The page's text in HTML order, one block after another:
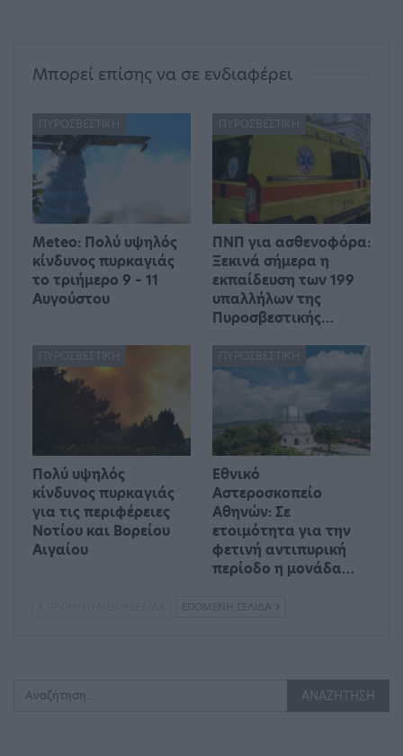
Μπορεί επίσης να σε ενδιαφέρει
ΠΥΡΟΣΒΕΣΤΙΚΉ
Meteo: Πολύ υψηλός
κίνδυνος πυρκαγιάς
το τριήμερο 9 – 11
Αυγούστου
ΠΥΡΟΣΒΕΣΤΙΚΉ
ΠΝΠ για ασθενοφόρα:
Ξεκινά σήμερα η
εκπαίδευση των 199
υπαλλήλων της
Πυροσβεστικής…
ΠΥΡΟΣΒΕΣΤΙΚΉ
Πολύ υψηλός
κίνδυνος πυρκαγιάς
για τις περιφέρειες
Νοτίου και Βορείου
Αιγαίου
ΠΥΡΟΣΒΕΣΤΙΚΉ
Εθνικό
Αστεροσκοπείο
Αθηνών: Σε
ετοιμότητα για την
φετινή αντιπυρική
περίοδο η μονάδα…
ΕΠΌΜΕΝΗ ΣΕΛΊΔΑ